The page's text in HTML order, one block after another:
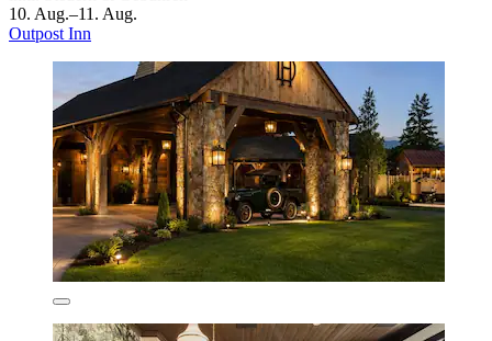
10. Aug.–11. Aug.
Outpost Inn